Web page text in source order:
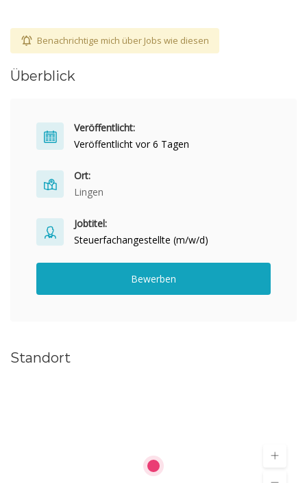
Benachrichtige mich über Jobs wie diesen
Überblick
Veröffentlicht:
Veröffentlicht vor 6 Tagen
Ort:
Lingen
Jobtitel:
Steuerfachangestellte (m/w/d)
Bewerben
Standort